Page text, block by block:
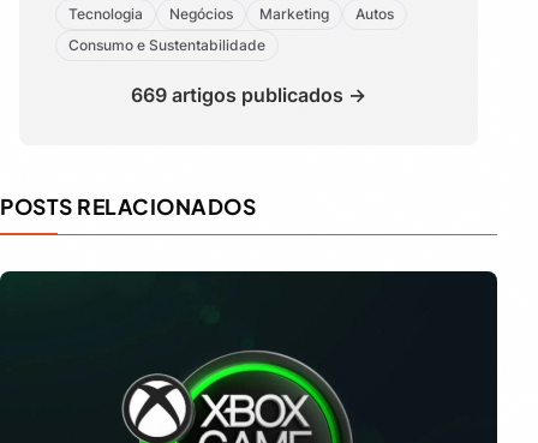
Tecnologia Negócios Marketing
Autos
Consumo e Sustentabilidade
669 artigos publicados →
POSTS RELACIONADOS